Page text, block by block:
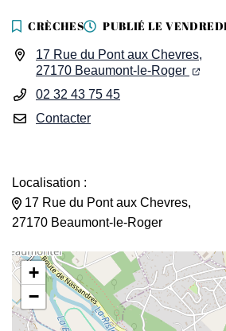
CRÈCHES PUBLIÉ LE
INFOS UTILES
17 Rue du Pont aux Chevres,
27170 Beaumont-le-Roger
02 32 43 75 45
Contacter
Localisation :
17 Rue du Pont aux Chevres,
27170 Beaumont-le-Roger
+
−